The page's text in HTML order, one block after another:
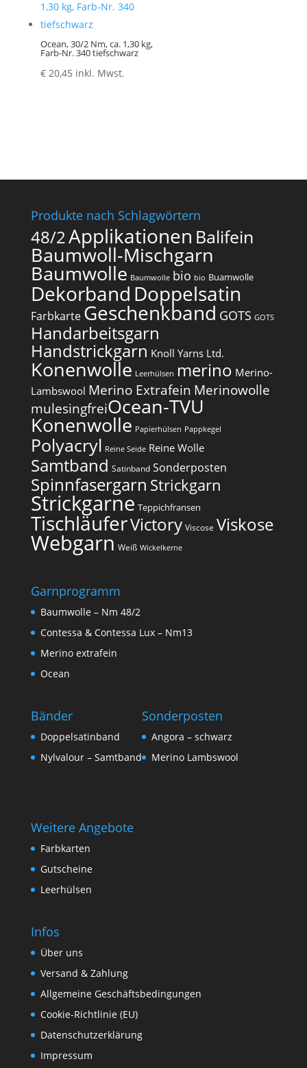
Ocean, 30/2 Nm, ca. 1,30 kg,
Farb-Nr. 340 tiefschwarz
€20,45 inkl. Mwst.
Produkte nach Schlagwörtern
48/2Applikationen Balifein
Baumwoll-Mischgarn
Baumwolle Baumwolle bio bio Buamwolle
Dekorband Doppelsatin
Farbkarte Geschenkband GOTS GOTS
Handarbeitsgarn
Handstrickgarn Knoll Yarns Ltd.
Konenwolle Leerhülsen merino Merino-
Lambswool Merino Extrafein Merinowolle
mulesingfrei​Ocean-TVU
Konenwolle Papierhülsen Pappkegel
Polyacryl Reine Seide Reine Wolle
Samtband Satinband Sonderposten
Spinnfasergarn Strickgarn
Strickgarne Teppichfransen
TischläuferVictory Viscose Viskose
Webgarn Weiß Wickelkerne
Garnprogramm
Baumwolle – Nm 48/2
Contessa & Contessa Lux – Nm13
Merino extrafein
Ocean
Bänder
Doppelsatinband
Nylvalour – Samtband
Sonderposten
Angora – schwarz
Merino Lambswool
Weitere Angebote
Farbkarten
Gutscheine
Leerhülsen
Infos
Über uns
Versand & Zahlung
Allgemeine Geschäftsbedingungen
Cookie-Richtlinie (EU)
Datenschutzerklärung
Impressum